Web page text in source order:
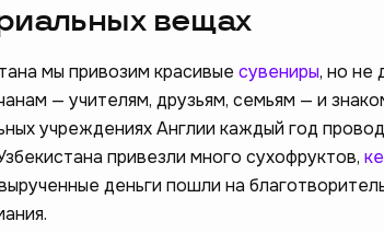
вещах
мы привозим красивые сувениры, но не
— учителям, друзьям, семьям — и
учреждениях Англии каждый год
привезли много сухофруктов,
деньги пошли на